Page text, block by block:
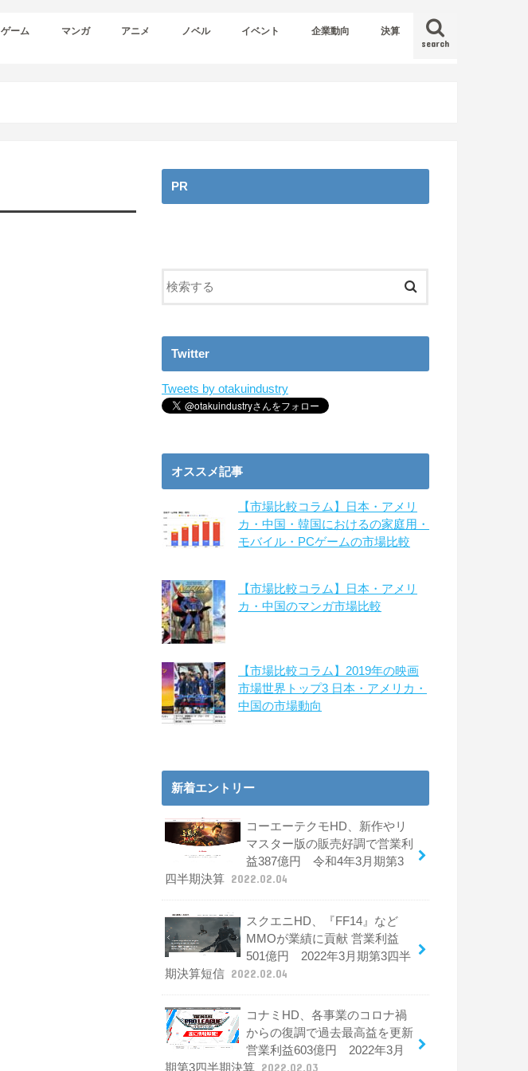
search
ゲーム マンガ アニメ ノベル イベント 企業動向 決算
PR
Twitter
Tweets by otakuindustry
オススメ記事
【市場比較コラム】日本・アメリ
カ・中国・韓国におけるの家庭用・
モバイル・PCゲームの市場比較
【市場比較コラム】日本・アメリ
カ・中国のマンガ市場比較
【市場比較コラム】2019年の映画
市場世界トップ3 日本・アメリカ・
中国の市場動向
新着エントリー
コーエーテクモHD、新作やリ
マスター版の販売好調で営業利
益387億円 令和4年3月期第3
四半期決算 2022.02.04
スクエニHD、『FF14』など
MMOが業績に貢献 営業利益
501億円 2022年3月期第3四半
期決算短信 2022.02.04
コナミHD、各事業のコロナ禍
からの復調で過去最高益を更新
営業利益603億円 2022年3月
期第3四半期決算 2022.02.03